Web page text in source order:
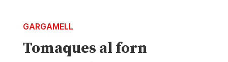
GARGAMELL
Tomaques al forn